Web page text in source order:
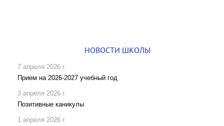
НОВОСТИ ШКОЛЫ
7 апреля 2026 г.
Прием на 2026-2027 учебный год
3 апреля 2026 г.
Позитивные каникулы
1 апреля 2026 г.